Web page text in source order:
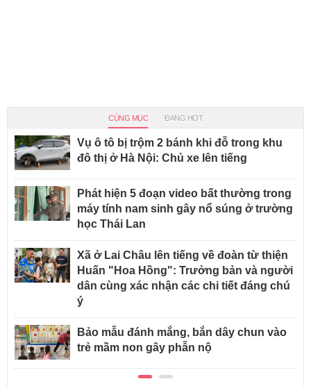
CÙNG MỤC ĐANG HOT
Vụ ô tô bị trộm 2 bánh khi đỗ trong khu
đô thị ở Hà Nội: Chủ xe lên tiếng
Phát hiện 5 đoạn video bất thường trong
máy tính nam sinh gây nổ súng ở trường
học Thái Lan
Xã ở Lai Châu lên tiếng về đoàn từ thiện
Huấn "Hoa Hồng": Trưởng bản và người
dân cùng xác nhận các chi tiết đáng chú
ý
Bảo mẫu đánh mắng, bắn dây chun vào
trẻ mầm non gây phẫn nộ